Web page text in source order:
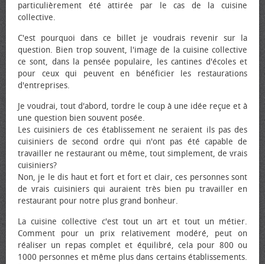
particulièrement été attirée par le cas de la cuisine
collective.
C'est pourquoi dans ce billet je voudrais revenir sur la
question. Bien trop souvent, l'image de la cuisine collective
ce sont, dans la pensée populaire, les cantines d'écoles et
pour ceux qui peuvent en bénéficier les restaurations
d'entreprises.
Je voudrai, tout d'abord, tordre le coup à une idée reçue et à
une question bien souvent posée.
Les cuisiniers de ces établissement ne seraient ils pas des
cuisiniers de second ordre qui n'ont pas été capable de
travailler ne restaurant ou même, tout simplement, de vrais
cuisiniers?
Non, je le dis haut et fort et fort et clair, ces personnes sont
de vrais cuisiniers qui auraient très bien pu travailler en
restaurant pour notre plus grand bonheur.
La cuisine collective c'est tout un art et tout un métier.
Comment pour un prix relativement modéré, peut on
réaliser un repas complet et équilibré, cela pour 800 ou
1000 personnes et même plus dans certains établissements.